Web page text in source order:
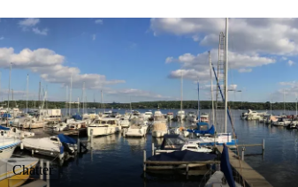
Chatter